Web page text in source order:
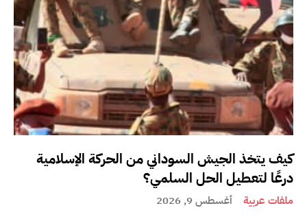
كيف يتخذ الجيش السوداني من الحركة الإسلامية
درعًا لتعطيل الحل السلمي؟
ملفات عربية أغسطس 9, 2026